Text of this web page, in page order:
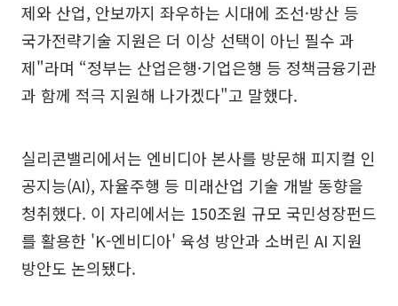
제와 산업, 안보까지 좌우하는 시대에 조선·방산 등
국가전략기술 지원은 더 이상 선택이 아닌 필수 과
제"라며 “정부는 산업은행·기업은행 등 정책금융기관
과 함께 적극 지원해 나가겠다"고 말했다.
실리콘밸리에서는 엔비디아 본사를 방문해 피지컬 인
공지능(AI), 자율주행 등 미래산업 기술 개발 동향을
청취했다. 이 자리에서는 150조원 규모 국민성장펀드
를 활용한 'K-엔비디아' 육성 방안과 소버린 AI 지원
방안도 논의됐다.